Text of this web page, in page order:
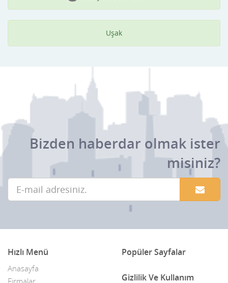
Uşak
Bizden haberdar olmak ister
misiniz?
Hızlı Menü
Anasayfa
Popüler Sayfalar
Gizlilik Ve Kullanım